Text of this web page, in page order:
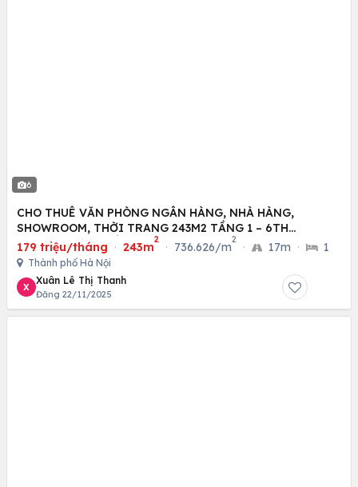
6
CHO THUÊ VĂN PHÒNG NGÂN HÀNG, NHÀ HÀNG,
SHOWROOM, THỜI TRANG 243M2 TẦNG 1 – 6TH
ELEMENT (TÂY HỒ TÂY)
179 triệu/tháng · 243m
2
· 736.626/m
2
· 17m · 1
Thành phố Hà Nội
X
Xuân Lê Thị Thanh
Đăng 22/11/2025